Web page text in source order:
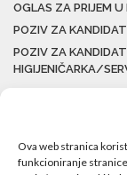
Ova web stranica
funkcioniranje
OGLAS ZA PRIJEM U
POZIV ZA
POZIV ZA
HIGIJENIČARKA/